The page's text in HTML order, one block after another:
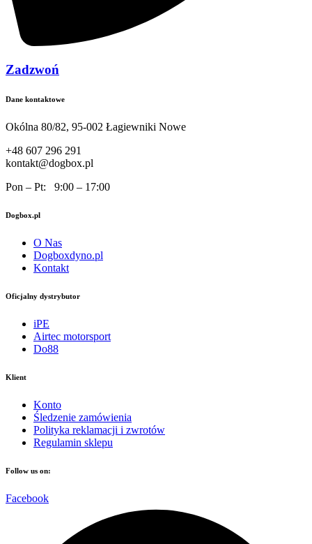
Zadzwoń
Dane kontaktowe
Okólna 80/82, 95-002 Łagiewniki Nowe
+48 607 296 291
kontakt@dogbox.pl
Pon – Pt: 9:00 – 17:00
Dogbox.pl
O Nas
Dogboxdyno.pl
Kontakt
Oficjalny dystrybutor
iPE
Airtec motorsport
Do88
Klient
Konto
Śledzenie zamówienia
Polityka reklamacji i zwrotów
Regulamin sklepu
Follow us on:
Facebook